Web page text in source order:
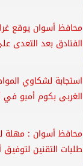
محافظ أسوان يوقع
الفنادق بعد التعدى
استجابة لشكاوي
الغربى بكوم أمبو
محافظ أسوان : مهلة
طلبات التقنين